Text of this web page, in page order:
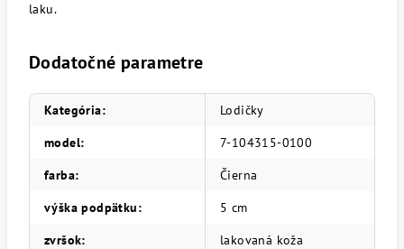
laku.
Dodatočné parametre
Kategória:
Lodičky
model:
7-104315-0100
farba:
Čierna
výška podpätku:
5 cm
zvršok:
lakovaná koža